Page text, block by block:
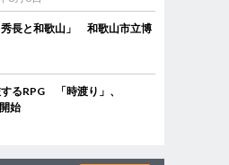
長と和歌山」 和歌山市立博
るRPG 「時渡り」、
始